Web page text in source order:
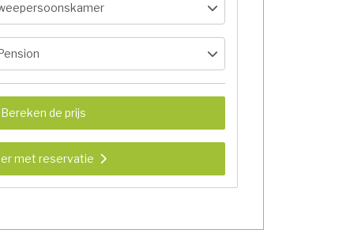
de prijs
met reservatie